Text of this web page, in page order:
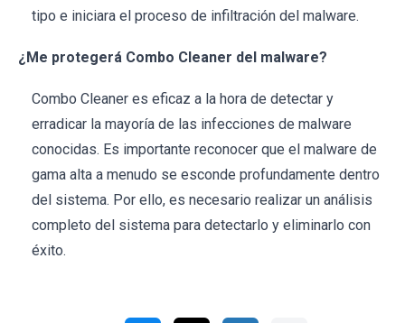
tipo e iniciara el proceso de infiltración del malware.
¿Me protegerá Combo Cleaner del malware?
Combo Cleaner es eficaz a la hora de detectar y
erradicar la mayoría de las infecciones de malware
conocidas. Es importante reconocer que el malware de
gama alta a menudo se esconde profundamente dentro
del sistema. Por ello, es necesario realizar un análisis
completo del sistema para detectarlo y eliminarlo con
éxito.